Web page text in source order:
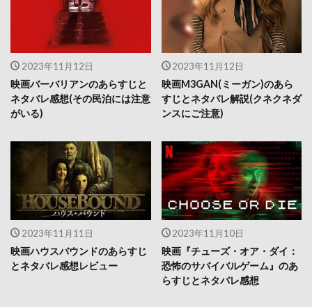
2023年11月12日
映画バーバリアンのあらすじと
ネタバレ感想(その民泊には注意
がいる)
2023年11月12日
映画M3GAN(ミーガン)のあら
すじとネタバレ解説(クネクネダ
ンスにご注意)
2023年11月11日
映画ハウスバウンドのあらすじ
とネタバレ感想レビュー
2023年11月10日
映画『チューズ・オア・ダイ：
恐怖のサバイバルゲーム』のあ
らすじとネタバレ感想